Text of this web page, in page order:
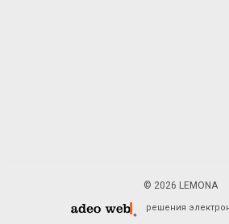
© 2026 LEMONA
решения